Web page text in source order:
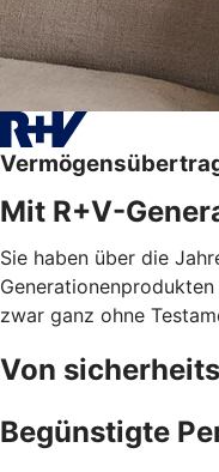
Mit R+V-
Sie haben über die
zwar ganz ohne
Von
Begünstigte